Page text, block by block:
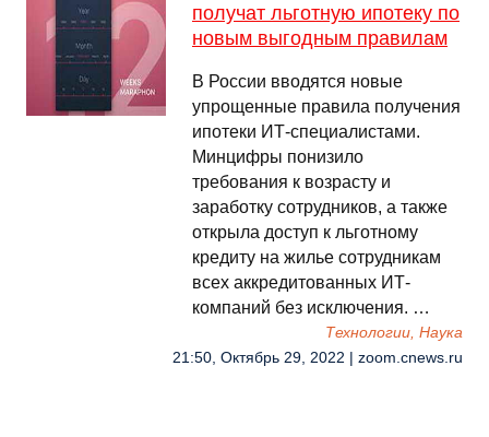
получат льготную ипотеку по
новым выгодным правилам
В России вводятся новые
упрощенные правила получения
ипотеки ИТ-специалистами.
Минцифры понизило
требования к возрасту и
заработку сотрудников, а также
открыла доступ к льготному
кредиту на жилье сотрудникам
всех аккредитованных ИТ-
компаний без исключения. …
Технологии, Наука
21:50, Октябрь 29, 2022 | zoom.cnews.ru